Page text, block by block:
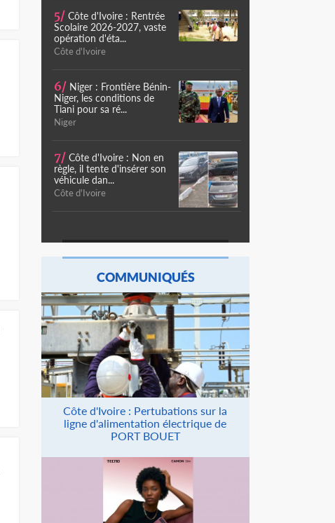
5/ Côte d'Ivoire : Rentrée
Scolaire 2026-2027, vaste
opération d'éta...
Côte d'Ivoire
6/ Niger : Frontière Bénin-
Niger, les conditions de
Tiani pour sa ré...
Niger
7/ Côte d'Ivoire : Non en
règle, il tente d'insérer son
véhicule dan...
Côte d'Ivoire
COMMUNIQUÉS
Côte d'Ivoire : Pertubations sur la
ligne d'alimentation électrique de
PORT BOUET